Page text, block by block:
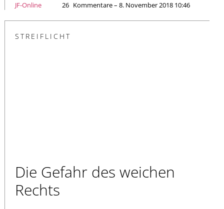
JF-Online 26 Kommentare – 8. November 2018 10:46
STREIFLICHT
Die Gefahr des weichen
Rechts